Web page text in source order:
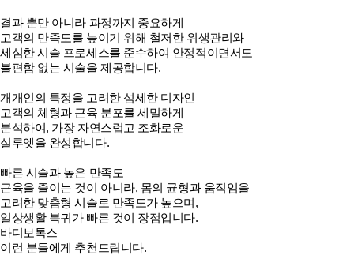
결과 뿐만 아니라 과정까지 중요하게
고객의 만족도를 높이기 위해 철저한 위생관리와
세심한 시술 프로세스를 준수하여 안정적이면서도
불편함 없는 시술을 제공합니다.
개개인의 특정을 고려한 섬세한 디자인
고객의 체형과 근육 분포를 세밀하게
분석하여, 가장 자연스럽고 조화로운
실루엣을 완성합니다.
빠른 시술과 높은 만족도
근육을 줄이는 것이 아니라, 몸의 균형과 움직임을
고려한 맞춤형 시술로 만족도가 높으며,
일상생활 복귀가 빠른 것이 장점입니다.
바디보톡스
이런 분들에게 추천드립니다.